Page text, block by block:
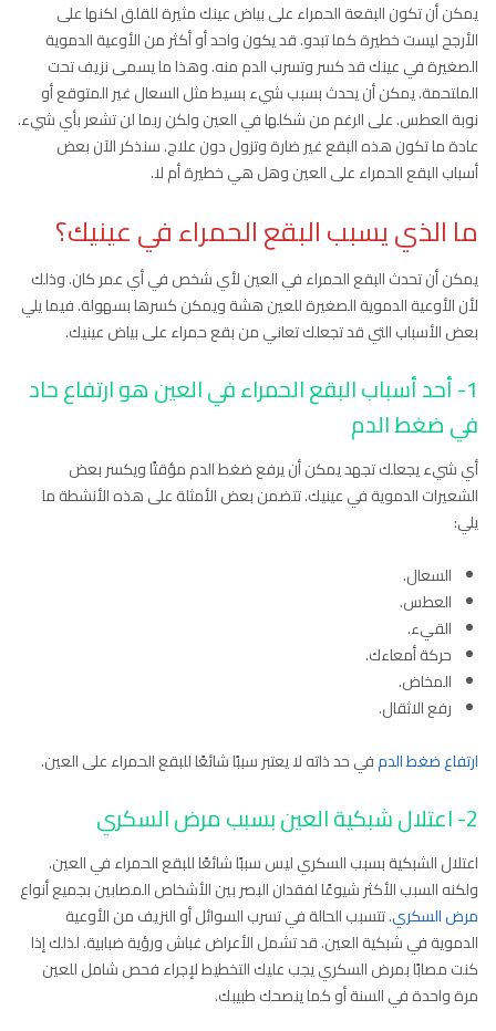
يمكن أن تكون البقعة الحمراء على بياض عينك مثيرة للقلق لكنها على
الأرجح ليست خطيرة كما تبدو. قد يكون واحد أو أكثر من الأوعية الدموية
الصغيرة في عينك قد كسر وتسرب الدم منه. وهذا ما يسمى نزيف تحت
الملتحمة. يمكن أن يحدث بسبب شيء بسيط مثل السعال غير المتوقع أو
نوبة العطس. على الرغم من شكلها في العين ولكن ربما لن تشعر بأي شيء.
عادة ما تكون هذه البقع غير ضارة وتزول دون علاج. سنذكر الآن بعض
أسباب البقع الحمراء على العين وهل هي خطيرة أم لا.
ما الذي يسبب البقع الحمراء في عينيك؟
يمكن أن تحدث البقع الحمراء في العين لأي شخص في أي عمر كان. وذلك
لأن الأوعية الدموية الصغيرة للعين هشة ويمكن كسرها بسهولة. فيما يلي
بعض الأسباب التي قد تجعلك تعاني من بقع حمراء على بياض عينيك.
1- أحد أسباب البقع الحمراء في العين هو ارتفاع حاد
في ضغط الدم
أي شيء يجعلك تجهد يمكن أن يرفع ضغط الدم مؤقتًا ويكسر بعض
الشعيرات الدموية في عينيك. تتضمن بعض الأمثلة على هذه الأنشطة ما
يلي:
السعال.
العطس.
القيء.
حركة أمعاءك.
المخاض.
رفع الاثقال.
ارتفاع ضغط الدمفي حد ذاته لا يعتبر سببًا شائعًا للبقع الحمراء على العين.
2- اعتلال شبكية العين بسبب مرض السكري
اعتلال الشبكية بسبب السكري ليس سببًا شائعًا للبقع الحمراء في العين.
ولكنه السبب الأكثر شيوعًا لفقدان البصر بين الأشخاص المصابين بجميع أنواع
مرض السكري. تتسبب الحالة في تسرب السوائل أو النزيف من الأوعية
الدموية في شبكية العين. قد تشمل الأعراض غباش ورؤية ضبابية. لذلك إذا
كنت مصابًا بمرض السكري يجب عليك التخطيط لإجراء فحص شامل للعين
مرة واحدة في السنة أو كما ينصحك طبيبك.